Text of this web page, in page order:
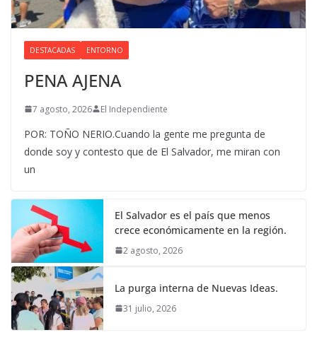
DESTACADAS ENTORNO
PENA AJENA
7 agosto, 2026 El Independiente
POR: TOÑO NERIO.Cuando la gente me pregunta de
donde soy y contesto que de El Salvador, me miran con
un
El Salvador es el país que menos
crece económicamente en la región.
2 agosto, 2026
La purga interna de Nuevas Ideas.
31 julio, 2026